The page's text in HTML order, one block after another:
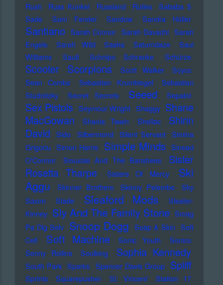
Rush
Russ Kunkel Russland Rutles
Sababa 5
Sade
Sam Fender Sandow Sandra Hüller
Santiano Sarah Connor Sarah Davachi Sarah
Engels
Sarah Wild Sasha Saturndaze
Saul
Williams
Sault Schnipo Schranke Schürze
Scooter Scorpions Scott Walker
Scycs
Sean Combs
Sebastian Krumbiegel
Sebastian
Studnitzky
Secret Secrets Seeed Sepalot
Sex Pistols Seymour Wright Shaggy Shane
MacGowan
Shania Twain Shellac
Shirin
David
Sido Silbermond Silent Servant Simina
Grigoriu Simon Harris Simple Minds Sinead
O'Connor
Siouxsie And The Banshees
Sister
Rosetta Tharpe
Sisters Of Mercy
Ski
Aggu
Skinner Brothers Skinny Pelembe
Sky
Saxon
Slade Sleaford Mods
Sleater-
Kinney Sly And The Family Stone Smag
Pa Dig Selv Snoop Dogg Soap & Skin Soft
Cell
Soft Machine Sonic Youth
Sonics
Sonny Rollins
Soolking Sophia Kennedy
South Park Sparks Spencer Davis Group Spliff
Sprints Squarepusher St. Vincent
Station 17